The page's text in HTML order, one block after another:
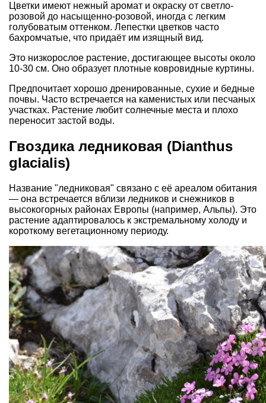
Цветки имеют нежный аромат и окраску от светло-
розовой до насыщенно-розовой, иногда с легким
голубоватым оттенком. Лепестки цветков часто
бахромчатые, что придаёт им изящный вид.
Это низкорослое растение, достигающее высоты около
10-30 см. Оно образует плотные ковровидные куртины.
Предпочитает хорошо дренированные, сухие и бедные
почвы. Часто встречается на каменистых или песчаных
участках. Растение любит солнечные места и плохо
переносит застой воды.
Гвоздика ледниковая (Dianthus
glacialis)
Название "ледниковая" связано с её ареалом обитания
— она встречается вблизи ледников и снежников в
высокогорных районах Европы (например, Альпы). Это
растение адаптировалось к экстремальному холоду и
короткому вегетационному периоду.